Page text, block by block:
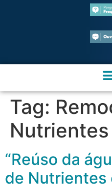
Tag:
Nutrientes
“Reúso da
de Nutrientes